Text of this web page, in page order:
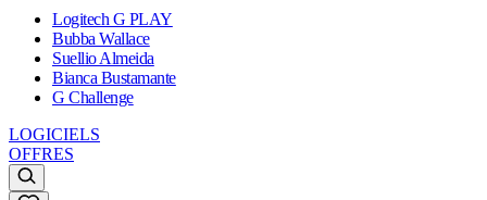
Logitech G PLAY
Bubba Wallace
Suellio Almeida
Bianca Bustamante
G Challenge
LOGICIELS
OFFRES